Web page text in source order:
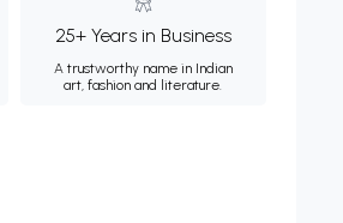
25+ Years in Business
A trustworthy name in Indian
art, fashion and literature.